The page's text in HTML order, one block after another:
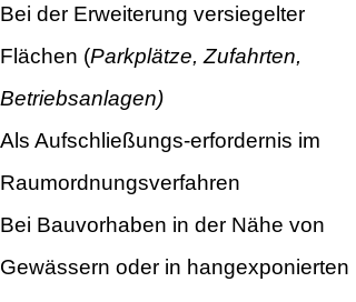
Bei der Erweiterung versiegelter
Flächen (Parkplätze, Zufahrten,
Betriebsanlagen)
Als Aufschließungs-erfordernis im
Raumordnungsverfahren
Bei Bauvorhaben in der Nähe von
Gewässern oder in hangexponierten